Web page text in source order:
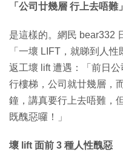
「公司廿幾層 行上去唔難」
是這樣的。網民 bear332
「一壞 LIFT，就睇到人
返工壞 lift 遭遇：「前日
行樓梯，公司就廿幾層，
鐘，講真要行上去唔難，
既醜惡囉！」
壞 lift 面前 3 種人性醜惡